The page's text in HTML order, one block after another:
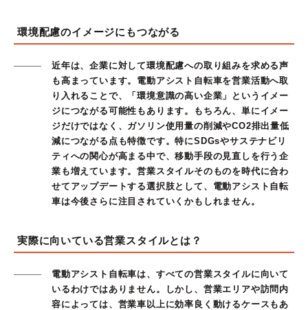
環境配慮のイメージにもつながる
近年は、企業に対して環境配慮への取り組みを求める声
も高まっています。電動アシスト自転車を営業活動へ取
り入れることで、「環境意識の高い企業」というイメー
ジにつながる可能性もあります。もちろん、単にイメー
ジだけではなく、ガソリン使用量の削減やCO2排出量低
減につながる点も特徴です。特にSDGsやサステナビリ
ティへの関心が高まる中で、移動手段の見直しを行う企
業も増えています。営業スタイルそのものを時代に合わ
せてアップデートする選択肢として、電動アシスト自転
車は今後さらに注目されていくかもしれません。
実際に向いている営業スタイルとは？
電動アシスト自転車は、すべての営業スタイルに向いて
いるわけではありません。しかし、営業エリアや訪問内
容によっては、営業車以上に効率良く動けるケースもあ